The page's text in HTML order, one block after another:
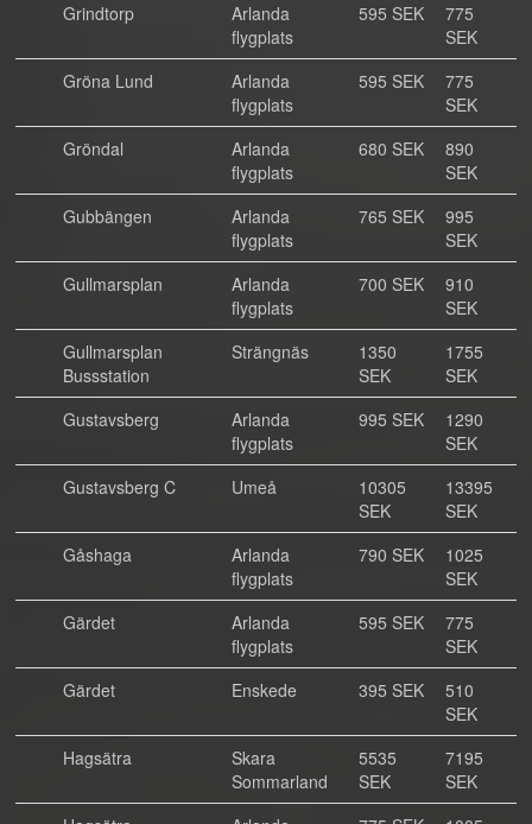
Grindtorp
Arlanda
flygplats
595 SEK
775
SEK
Gröna Lund
Arlanda
flygplats
595 SEK
775
SEK
Gröndal
Arlanda
flygplats
680 SEK
890
SEK
Gubbängen
Arlanda
flygplats
765 SEK
995
SEK
Gullmarsplan
Arlanda
flygplats
700 SEK
910
SEK
Gullmarsplan
Bussstation
Strängnäs
1350
SEK
1755
SEK
Gustavsberg
Arlanda
flygplats
995 SEK
1290
SEK
Gustavsberg C
Umeå
10305
SEK
13395
SEK
Gåshaga
Arlanda
flygplats
790 SEK
1025
SEK
Gärdet
Arlanda
flygplats
595 SEK
775
SEK
Gärdet
Enskede 395 SEK
510
SEK
Hagsätra
Skara
Sommarland
5535
SEK
7195
SEK